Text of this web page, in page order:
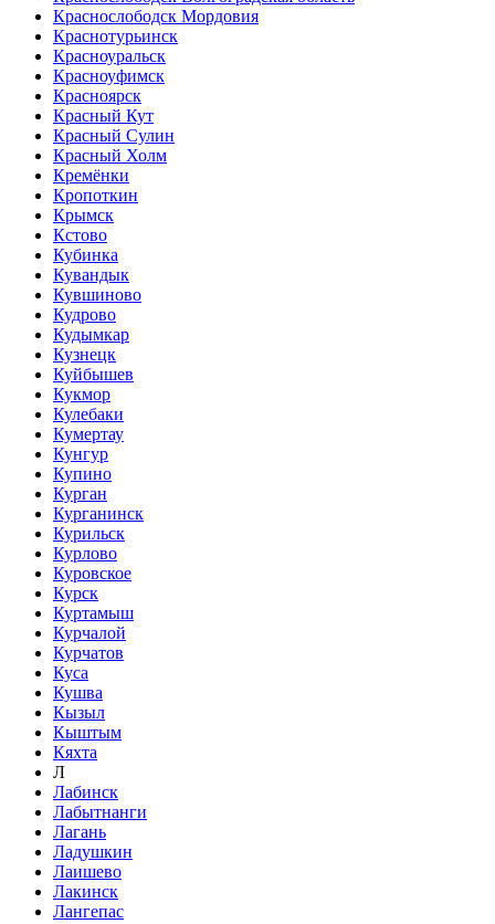
Краснослободск Мордовия
Краснотурьинск
Красноуральск
Красноуфимск
Красноярск
Красный Кут
Красный Сулин
Красный Холм
Кремёнки
Кропоткин
Крымск
Кстово
Кубинка
Кувандык
Кувшиново
Кудрово
Кудымкар
Кузнецк
Куйбышев
Кукмор
Кулебаки
Кумертау
Кунгур
Купино
Курган
Курганинск
Курильск
Курлово
Куровское
Курск
Куртамыш
Курчалой
Курчатов
Куса
Кушва
Кызыл
Кыштым
Кяхта
Л
Лабинск
Лабытнанги
Лагань
Ладушкин
Лаишево
Лакинск
Лангепас